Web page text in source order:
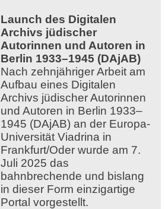
Launch des Digitalen
Archivs jüdischer
Autorinnen und Autoren in
Berlin 1933–1945 (DAjAB)
Nach zehnjähriger Arbeit am
Aufbau eines Digitalen
Archivs jüdischer Autorinnen
und Autoren in Berlin 1933–
1945 (DAjAB) an der Europa-
Universität Viadrina in
Frankfurt/Oder wurde am 7.
Juli 2025 das
bahnbrechende und bislang
in dieser Form einzigartige
Portal vorgestellt.